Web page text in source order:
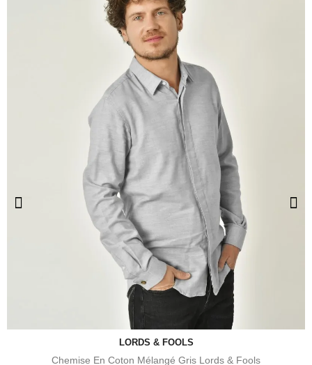
LORDS & FOOLS
Chemise En Coton Mélangé Gris Lords & Fools